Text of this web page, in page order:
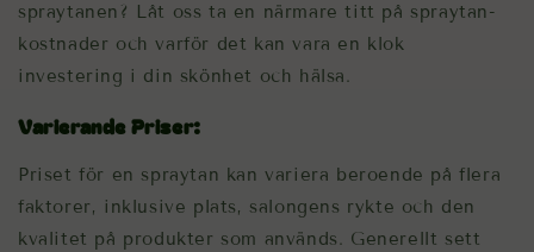
spraytanen? Låt oss ta en närmare titt på spraytan-
kostnader och varför det kan vara en klok
investering i din skönhet och hälsa.
Varierande Priser:
Priset för en spraytan kan variera beroende på flera
faktorer, inklusive plats, salongens rykte och den
kvalitet på produkter som används. Generellt sett